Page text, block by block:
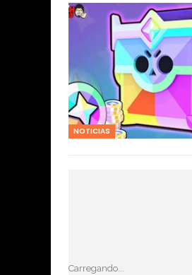
NOTICIAS
Carregando...